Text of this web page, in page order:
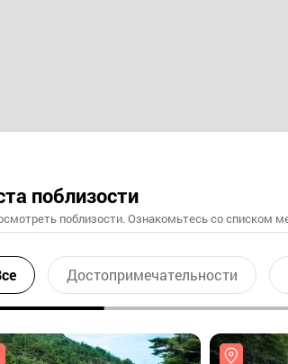
поблизости
поблизости. Ознакомьтесь со списком
Достопримечательности